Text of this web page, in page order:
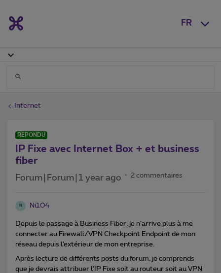
FR
Internet
RÉPONDU
IP Fixe avec Internet Box + et business
fiber
Forum|Forum|1 year ago 2 commentaires
N Ni104
Depuis le passage à Business Fiber, je n’arrive plus à me
connecter au Firewall/VPN Checkpoint Endpoint de mon
réseau depuis l’extérieur de mon entreprise.
Après lecture de différents posts du forum, je comprends
que je devrais attribuer l’IP Fixe soit au routeur soit au VPN